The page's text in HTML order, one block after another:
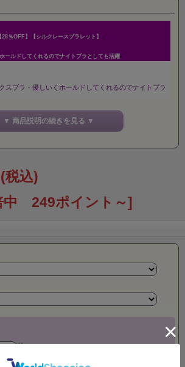
28％OFF】【シルクレースブラレット】
ールドしてくれるのでナイトブラとしても活躍
スブラ・優しいくホールドしてくれるのでナイトブラ
忘れない。 ノンストレスの着心地、エレガントな総
で洗えます。
てください。
さい。又塩素系漂白剤は絶対に使用しないで下さい。
、必ず形を整え、陰干しにして下さい。脱水機をかけ
い。
、あて布をし、中温でかけて下さい。
しやすいので他のものと別に洗って下さい。
▼ 商品説明の続きを見る ▼
(税込)
中 249ポイント～]
枚